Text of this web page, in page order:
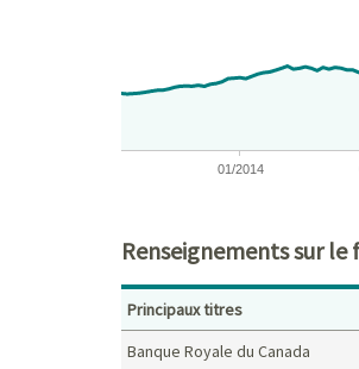
The chart has 1 X axis
The chart has 1 Y axis
01/2014
Renseignements sur le
Principaux titres
Banque Royale du Canada